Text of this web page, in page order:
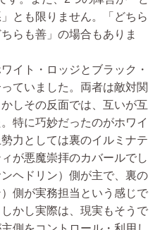
とも限りません。「どちら
らも善」の場合もありま
イト・ロッジとブラック・
ていました。両者は敵対関
しその反面では、互いが互
特に巧妙だったのがホワイ
力としては裏のイルミナテ
が悪魔崇拝のカバールでし
ヘドリン）側が主で、裏の
側が実務担当という感じで
かし実際は、現実もそうで